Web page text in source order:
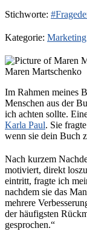
Stichworte:
Kategorie:
Maren Martschenko
Im Rahmen meines
Menschen aus der
ich achten sollte.
Karla Paul. Sie
wenn sie dein Buch
Nach kurzem
motiviert, direkt
eintritt, fragte ich
nachdem sie das
mehrere
der häufigsten
gesprochen.“